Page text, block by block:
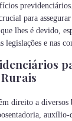
para assegurar
lhes é devido,
legislações e nas
direito a diversos
auxílio-